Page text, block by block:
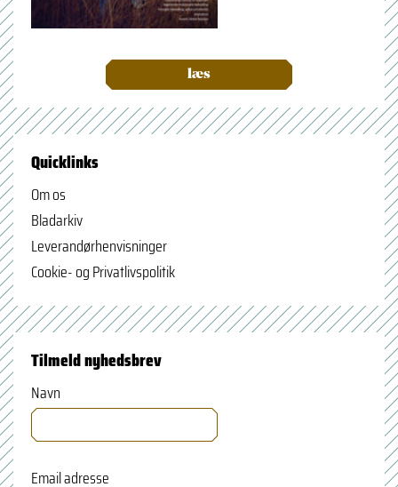
læs
Quicklinks
Om os
Bladarkiv
Leverandørhenvisninger
Cookie- og Privatlivspolitik
Tilmeld nyhedsbrev
Navn
Email adresse